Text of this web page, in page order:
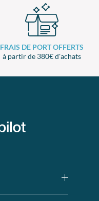
FRAIS DE PORT OFFERTS
à partir de 380€ d'achats